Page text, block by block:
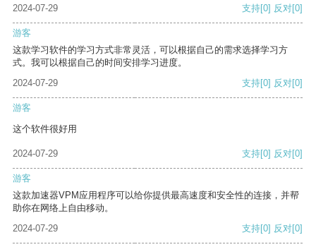
2024-07-29
支持[0] 反对[0]
游客
这款学习软件的学习方式非常灵活，可以根据自己的需求选择学习方
式。我可以根据自己的时间安排学习进度。
2024-07-29
支持[0] 反对[0]
游客
这个软件很好用
2024-07-29 支持[0] 反对[0]
游客
这款加速器VPM应用程序可以给你提供最高速度和安全性的连接，并帮
助你在网络上自由移动。
2024-07-29
支持[0] 反对[0]